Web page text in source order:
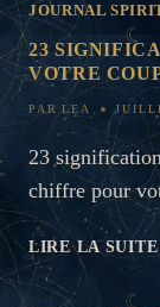
JOURNAL
23
VOTRE
PAR LEA
23
chiffre pour
LIRE LA SUITE